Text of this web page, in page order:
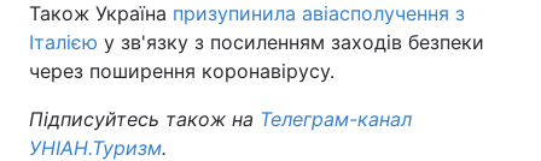
Також Україна призупинила авіасполучення з
Італією у зв'язку з посиленням заходів безпеки
через поширення коронавірусу.
Підписуйтесь також на Телеграм-канал
УНІАН.Туризм.